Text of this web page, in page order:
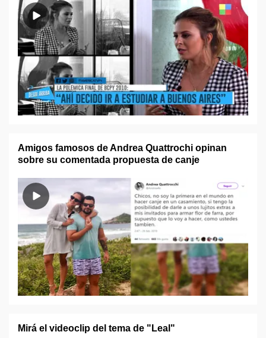
Amigos famosos de Andrea Quattrochi opinan
sobre su comentada propuesta de canje
Mirá el videoclip del tema de "Leal"